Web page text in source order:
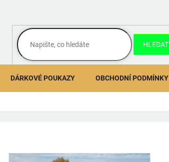
HLEDAT
DÁRKOVÉ POUKAZY OBCHODNÍ PODMÍNKY